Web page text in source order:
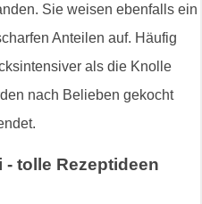
Sie weisen ebenfalls ein
Anteilen auf. Häufig
als die Knolle
nach Belieben gekocht
tolle Rezeptideen